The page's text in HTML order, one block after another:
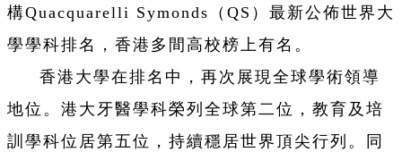
構Quacquarelli Symonds（QS）最新公佈世界大
學學科排名，香港多間高校榜上有名。
香港大學在排名中，再次展現全球學術領導
地位。港大牙醫學科榮列全球第二位，教育及培
訓學科位居第五位，持續穩居世界頂尖行列。同